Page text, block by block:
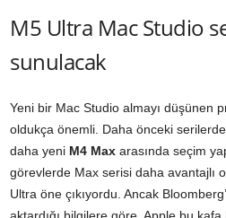
M5 Ultra Mac Studio
sunulacak
Yeni bir Mac Studio almayı düşünen
oldukça önemli. Daha önceki
daha yeni M4 Max arasında seçim
görevlerde Max serisi daha avantajlı
Ultra öne çıkıyordu. Ancak